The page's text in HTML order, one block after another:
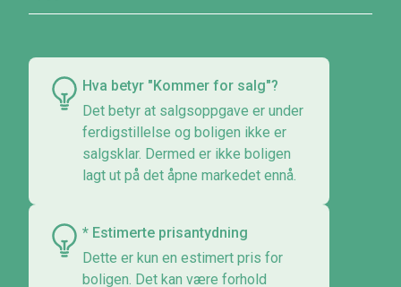
Hva betyr "Kommer for salg"?
Det betyr at salgsoppgave er under
ferdigstillelse og boligen ikke er
salgsklar. Dermed er ikke boligen
lagt ut på det åpne markedet ennå.
* Estimerte prisantydning
Dette er kun en estimert pris for
boligen. Det kan være forhold